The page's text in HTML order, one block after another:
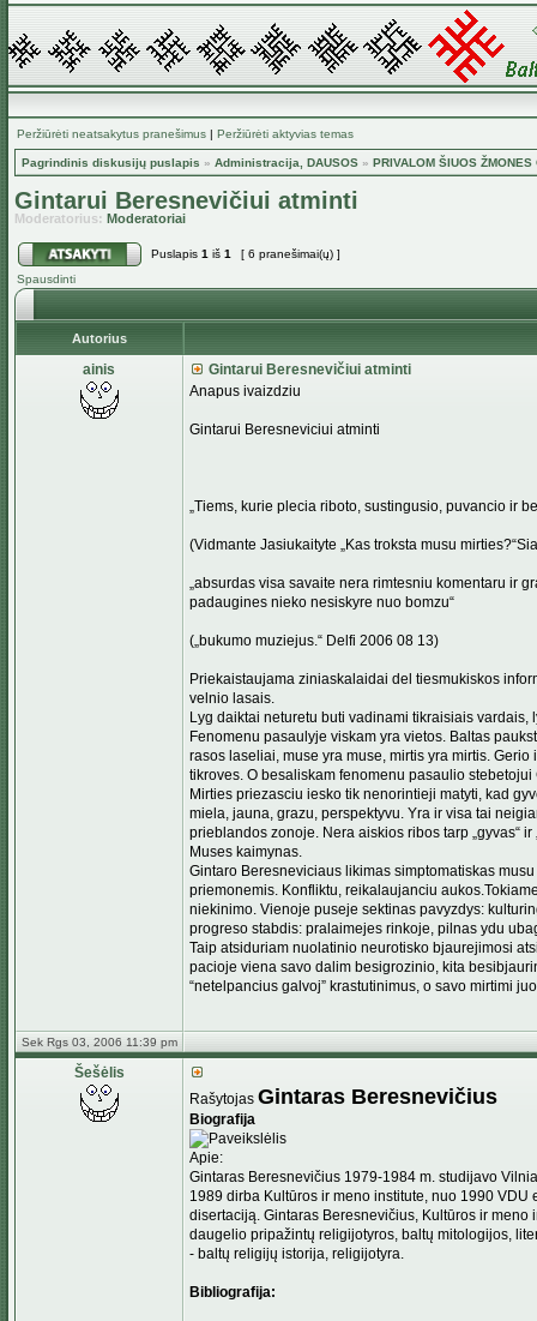
Peržiūrėti neatsakytus pranešimus | Peržiūrėti aktyvias temas
Pagrindinis diskusijų puslapis » Administracija, DAUSOS » PRIVALOM ŠIUOS ŽMONES
Gintarui Beresnevičiui atminti
Moderatorius: Moderatoriai
Puslapis 1 iš 1
[ 6 pranešimai(ų) ]
Spausdinti
Autorius
ainis
Gintarui Beresnevičiui atminti
Anapus ivaizdziu
Gintarui Beresneviciui atminti
„Tiems, kurie plecia riboto, sustingusio, puvancio ir
(Vidmante Jasiukaityte „Kas troksta musu
„absurdas visa savaite nera rimtesniu komentaru ir
padaugines nieko nesiskyre nuo bomzu“
(„bukumo muziejus.“ Delfi 2006 08 13)
Priekaistaujama ziniaskalaidai del tiesmukiskos
velnio lasais.
Lyg daiktai neturetu buti vadinami tikraisiais
Fenomenu pasaulyje viskam yra vietos. Baltas
rasos laseliai, muse yra muse, mirtis yra mirtis.
tikroves. O besaliskam fenomenu pasaulio
Mirties priezasciu iesko tik nenorintieji matyti, kad
miela, jauna, grazu, perspektyvu. Yra ir visa tai
prieblandos zonoje. Nera aiskios ribos tarp „gyvas“
Muses kaimynas.
Gintaro Beresneviciaus likimas simptomatiskas
priemonemis. Konfliktu, reikalaujanciu
niekinimo. Vienoje puseje sektinas pavyzdys:
progreso stabdis: pralaimejes rinkoje, pilnas ydu
Taip atsiduriam nuolatinio neurotisko bjaurejimosi
pacioje viena savo dalim besigrozinio, kita
“netelpancius galvoj” krastutinimus, o savo mirtimi
Sek Rgs 03, 2006 11:39 pm
Šešėlis
Rašytojas Gintaras Beresnevičius
Biografija
Apie:
Gintaras Beresnevičius 1979-1984 m. studijavo
1989 dirba Kultūros ir meno institute, nuo 1990
disertaciją. Gintaras Beresnevičius, Kultūros ir meno
daugelio pripažintų religijotyros, baltų mitologijos,
- baltų religijų istorija, religijotyra.
Bibliografija: